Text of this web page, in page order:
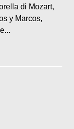
di Mozart,
y Marcos,